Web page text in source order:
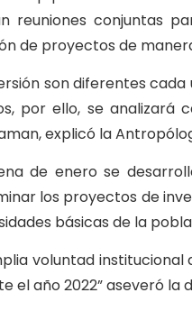
reuniones conjuntas
de proyectos de
son diferentes
por ello, se analizará
explicó la
de enero se
los proyectos de
básicas de la
voluntad
el año 2022” aseveró